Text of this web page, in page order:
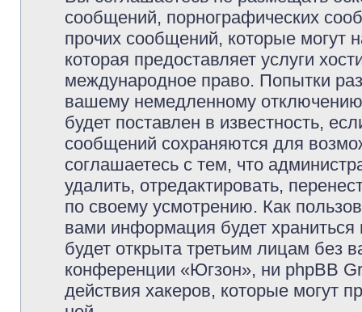
сообщений, порнографических
прочих сообщений, которые могут
которая предоставляет услуги
международное право. Попытки
вашему немедленному
будет поставлен в известность,
сообщений сохраняются для
соглашаетесь с тем, что
удалить, отредактировать,
по своему усмотрению. Как
вами информация будет
будет открыта третьим лицам без
конференции «Югзон», ни phpBB
действия хакеров, которые могут